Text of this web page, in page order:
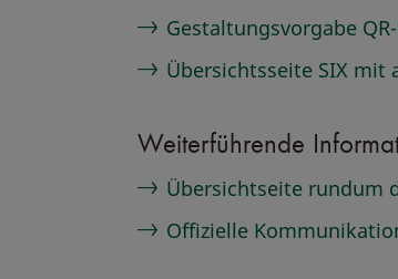
Gestaltungsvorgabe
Übersichtsseite SIX mit
Weiterführende
Übersichtseite rundum
Offizielle